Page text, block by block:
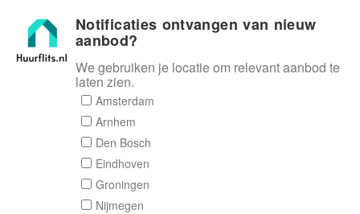
Huurflits
Notificaties ontvangen van nieuw
aanbod?
We gebruiken je locatie om relevant aanbod te
laten zien.
Amsterdam
Arnhem
Den Bosch
Eindhoven
Groningen
Nijmegen